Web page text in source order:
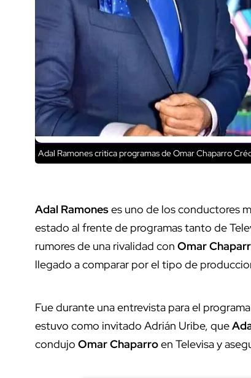
Adal Ramones critica programas de Omar Chaparro
Adal Ramoneses uno de los conductores
estado al frente de programas tanto de
rumores de una rivalidad con Omar
llegado a comparar por el tipo de
Fue durante una entrevista para el
estuvo como invitado Adrián Uribe, que
condujo Omar Chaparroen Televisa y